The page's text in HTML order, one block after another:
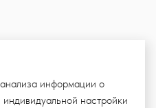
информации о
настройки